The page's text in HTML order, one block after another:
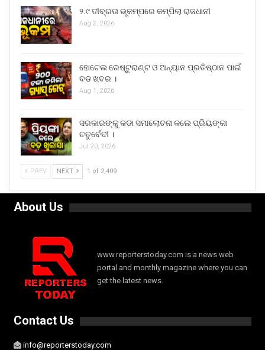
୨.୯ ତୀବ୍ରତା ଭୂକମ୍ପରେ କମ୍ପିଲା ରାଜଧାନୀ
Aug 2, 2026
ହୋଟେଲ ରେଷ୍ଟୁରାଣ୍ଟ ଓ ଅନ୍ୟାନ ପ୍ରତିଷ୍ଠାନ ପାଇଁ
ବଡ ଖବର ।
Aug 1, 2026
ସରକାରଙ୍କୁ କଡା ସମାଲୋଚନା କଲେ ପ୍ରିୟଙ୍କା
ଚତୁର୍ବେଦୀ ।
Jul 20, 2026
PREV NEXT 1 of 2,409
About Us
www.reporterstoday.com is a news web
portal and monthly magazine where you can
get the latest news.
Contact Us
info@reporterstoday.com